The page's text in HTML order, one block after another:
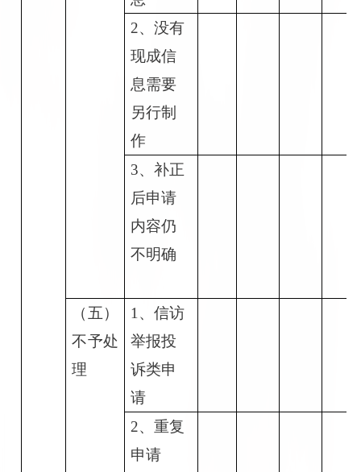
2、没有
现成信
息需要
另行制
作
3、补正
后申请
内容仍
不明确
（五）
不予处
理
1 、信访
举报投
诉类申
请
2、重复
申请